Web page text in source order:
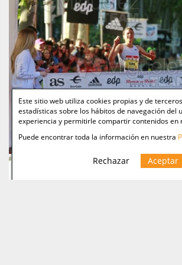
Este sitio web utiliza cookies propias y de
estadísticas sobre los hábitos de navegación del
experiencia y permitirle compartir contenidos en
Puede encontrar toda la información en nuestra
Rechazar Aceptar